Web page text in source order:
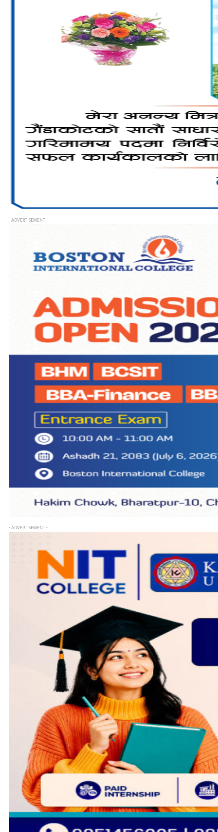
- ADVERTISEMENT -
- ADVERTISEMENT -